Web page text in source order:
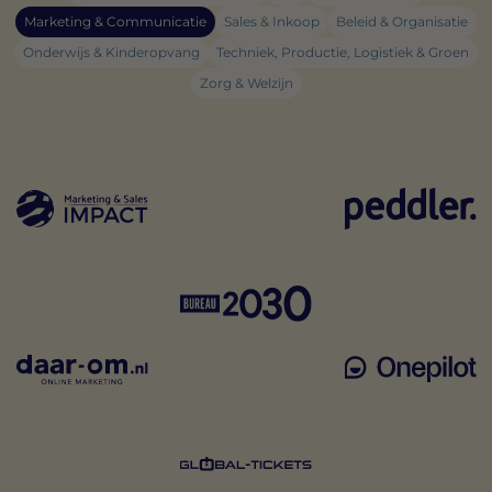
Marketing & Communicatie
Sales & Inkoop
Beleid & Organisatie
Onderwijs & Kinderopvang
Techniek, Productie, Logistiek & Groen
Zorg & Welzijn